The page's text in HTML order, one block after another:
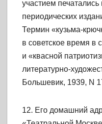
участием
периодических
Термин «кузьма-
в советское время в
и «квасной
литературно-
Большевик, 1939, N
12. Его домашний